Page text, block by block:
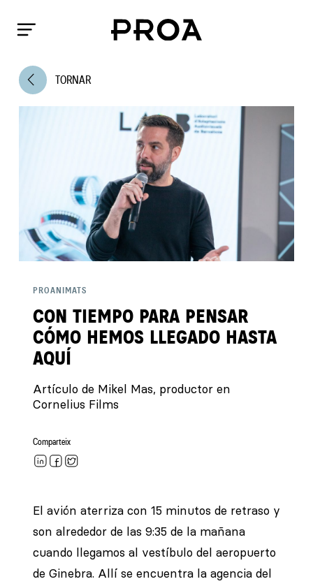
arrow_back_ios TORNAR
PROANIMATS
CON TIEMPO PARA PENSAR
CÓMO HEMOS LLEGADO HASTA
AQUÍ
Artículo de Mikel Mas, productor en
Cornelius Films
Comparteix
El avión aterriza con 15 minutos de retraso y
son alrededor de las 9:35 de la mañana
cuando llegamos al vestíbulo del aeropuerto
de Ginebra. Allí se encuentra la agencia del